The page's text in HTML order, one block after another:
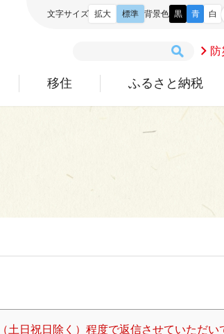
移住 ふるさと納税
文字サイズ 拡大 標準 背景色 黒 青 白
日祝日除く）程度で返信させていただい